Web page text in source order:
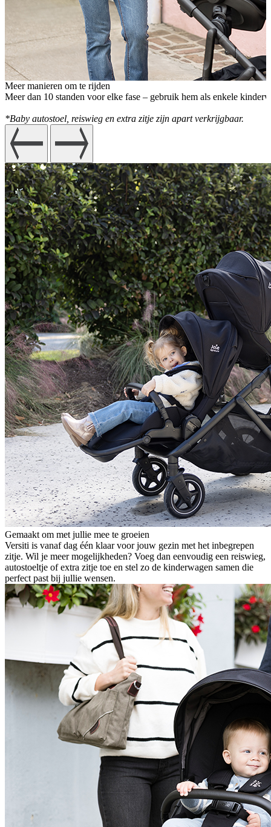
Meer manieren om te rijden
Meer dan 10 standen voor elke fase – gebruik hem als enkele
*Baby autostoel, reiswieg en extra zitje zijn apart verkrijgbaar.
Gemaakt om met jullie mee te groeien
Versiti is vanaf dag één klaar voor jouw gezin met het inbegrepen
zitje. Wil je meer mogelijkheden? Voeg dan eenvoudig een reiswieg,
autostoeltje of extra zitje toe en stel zo de kinderwagen samen die
perfect past bij jullie wensen.